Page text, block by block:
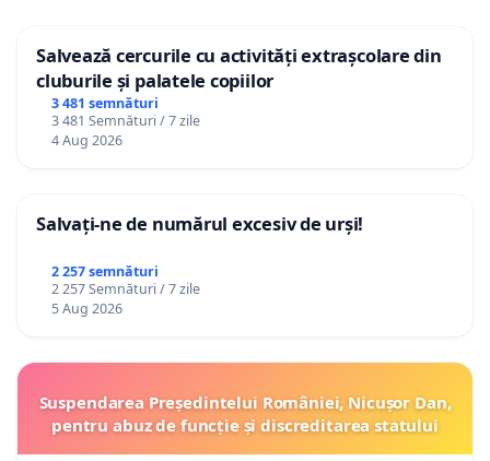
Salvează cercurile cu activități extrașcolare din
cluburile și palatele copiilor
3 481 semnături
3 481 Semnături / 7 zile
4 Aug 2026
Salvați-ne de numărul excesiv de urși!
2 257 semnături
2 257 Semnături / 7 zile
5 Aug 2026
Suspendarea Președintelui României, Nicușor Dan,
pentru abuz de funcție și discreditarea statului